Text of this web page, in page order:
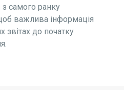
з самого ранку
важлива інформація
звітах до початку